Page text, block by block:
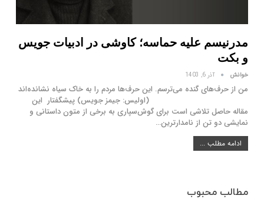
مدرنیسم علیه حماسه؛ کاوشی در ادبیات جویس
و بکت
خوانش آذر 6, 1403
من از حرف‌های گنده می‌ترسم. این حرف‌ها مردم را به خاک سیاه نشانده‌اند
(اولیس: جیمز جویس) پیشگفتار این
مقاله حاصل تلاشی است برای گوش‌سپاری به برخی از متون داستانی و
نمایشی دو تن از نامدارترین…
ادامه مطلب ...
مطالب محبوب